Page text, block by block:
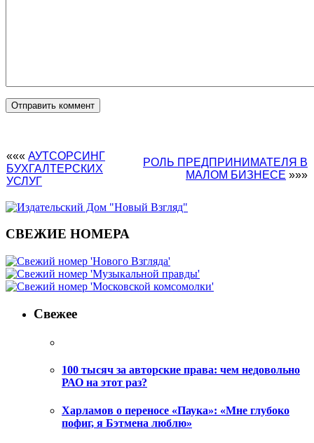
««« АУТСОРСИНГ
БУХГАЛТЕРСКИХ
УСЛУГ
РОЛЬ ПРЕДПРИНИМАТЕЛЯ В
МАЛОМ БИЗНЕСЕ »»»
СВЕЖИЕ НОМЕРА
Свежее
100 тысяч за авторские права: чем недовольно
РАО на этот раз?
Харламов о переносе «Паука»: «Мне глубоко
пофиг, я Бэтмена люблю»